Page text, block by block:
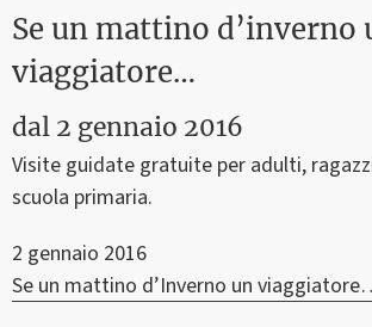
Se un mattino d’inverno
viaggiatore…
dal 2 gennaio 2016
Visite guidate gratuite per adulti,
scuola primaria.
2 gennaio 2016
Se un mattino d’Inverno un